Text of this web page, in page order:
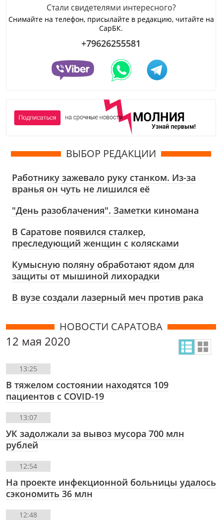
Стали свидетелями интересного?
Снимайте на телефон, присылайте в редакцию, читайте на
СарБК.
+79626255581
ВЫБОР РЕДАКЦИИ
Работнику зажевало руку станком. Из-за
вранья он чуть не лишился её
"День разоблачения". Заметки киномана
В Саратове появился сталкер,
преследующий женщин с колясками
Кумысную поляну обработают ядом для
защиты от мышиной лихорадки
В вузе создали лазерный меч против рака
НОВОСТИ САРАТОВА
12 мая 2020
13:25
В тяжелом состоянии находятся 109
пациентов с COVID-19
13:07
УК задолжали за вывоз мусора 700 млн
рублей
12:54
На проекте инфекционной больницы удалось
сэкономить 36 млн
12:48